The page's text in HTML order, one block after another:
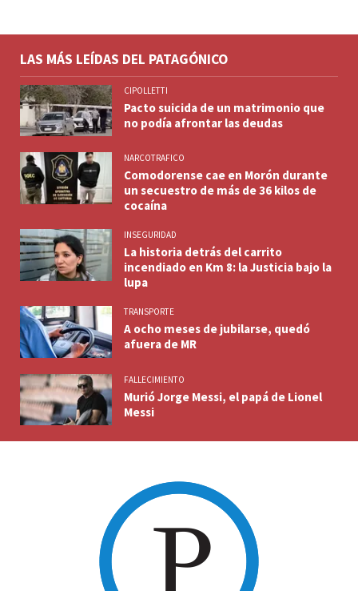
LAS MÁS LEÍDAS DEL PATAGÓNICO
CIPOLLETTI
Pacto suicida de un matrimonio que
no podía afrontar las deudas
NARCOTRAFICO
Comodorense cae en Morón durante
un secuestro de más de 36 kilos de
cocaína
INSEGURIDAD
La historia detrás del carrito
incendiado en Km 8: la Justicia bajo la
lupa
TRANSPORTE
A ocho meses de jubilarse, quedó
afuera de MR
FALLECIMIENTO
Murió Jorge Messi, el papá de Lionel
Messi